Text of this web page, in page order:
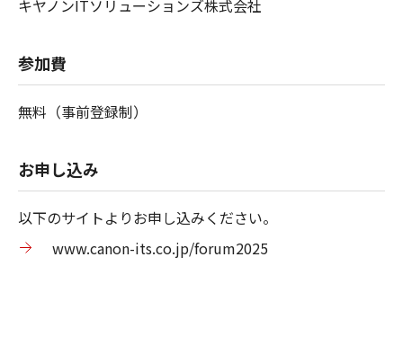
キヤノンITソリューションズ株式会社
参加費
無料（事前登録制）
お申し込み
以下のサイトよりお申し込みください。
www.canon-its.co.jp/forum2025